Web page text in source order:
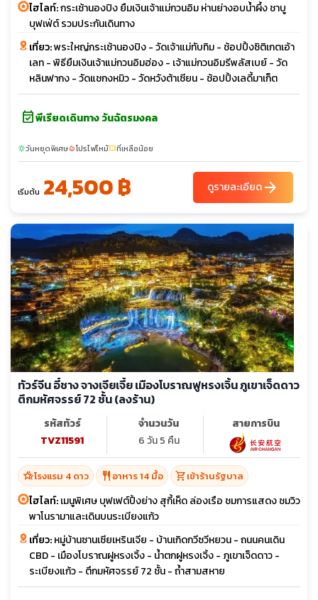
ไฮไลท์:กระเช้านองปิง ยืมเงินเจ้าแม่กวนอิม ห่านย่างอบน้ำผึ้ง ชาบู
บุฟเฟ่ต์ รวมประกันเดินทาง
เที่ยว:พระใหญ่กระเช้านองปิง - วัดเจ้าแม่ทับทิม - ช้อปปิ้งซิติเกตเอ้า
เลท - พิธียืมเงินเจ้าแม่กวนอิมฮ่อง - เจ้าแม่กวนอิมรีพลัสเบย์ - วัด
หลินฟากง - วัดแชกงหมิว - วัดหวังต้าเซียน - ช้อปปิ้งเลดี้มาเก็ต
event_availableพีเรียดเดินทาง วันฉัตรมงคล
sunnyวันหยุดพิเศษlocal_fire_departmentโปรไฟไหม้confirmation_numberที่เหลือน้อย
เริ่มต้น 24,500 ฿ ดูรายละเอียดarrow_forward
ทัวร์จีน อี๋ชาง จางเจียเจี้ย เมืองโบราณฟูหรงเจิ้น ภูเขาเจ็ดดาว
ตึกมหัศจรรย์ 72 ชั้น (ลงร้าน)
รหัสทัวร์
TVZ11591
จำนวนวัน
6 วัน 5 คืน
สายการบิน
hotel_classโรงแรม 4 ดาว restaurant อาหาร 14 มื้อ shopping_cartเข้าร้านรัฐบาล
ไฮไลท์:เมนูพิเศษ บุฟเฟต์ปิ้งย่าง สุกี้เห็ด ล่องเรือ ชมการแสดง ชมวิว
พาโนรามาและเดินบนระเบียงแก้ว
เที่ยว:หมู่บ้านซานเซียเหรินเจีย - บ้านเกิดกวีซวีหยวน - ถนนคนเดิน
CBD - เมืองโบราณฝูหรงเจิ้ง - น้ำตกฝูหรงเจิ้ง - ภูเขาเจ็ดดาว -
ระเบียงแก้ว - ตึกมหัศจรรย์ 72 ชั้น - ถ้ำสามสหาย